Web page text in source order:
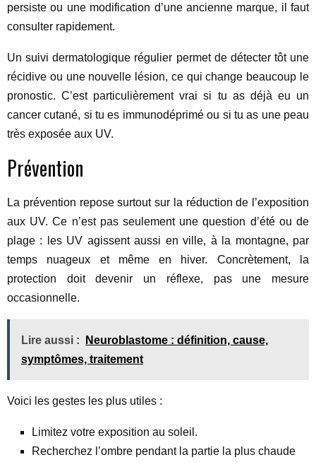
persiste ou une modification d’une ancienne marque, il faut
consulter rapidement.
Un suivi dermatologique régulier permet de détecter tôt une
récidive ou une nouvelle lésion, ce qui change beaucoup le
pronostic. C’est particulièrement vrai si tu as déjà eu un
cancer cutané, si tu es immunodéprimé ou si tu as une peau
très exposée aux UV.
Prévention
La prévention repose surtout sur la réduction de l’exposition
aux UV. Ce n’est pas seulement une question d’été ou de
plage : les UV agissent aussi en ville, à la montagne, par
temps nuageux et même en hiver. Concrètement, la
protection doit devenir un réflexe, pas une mesure
occasionnelle.
Lire aussi :
Neuroblastome : définition, cause,
symptômes, traitement
Voici les gestes les plus utiles :
Limitez votre exposition au soleil.
Recherchez l’ombre pendant la partie la plus chaude